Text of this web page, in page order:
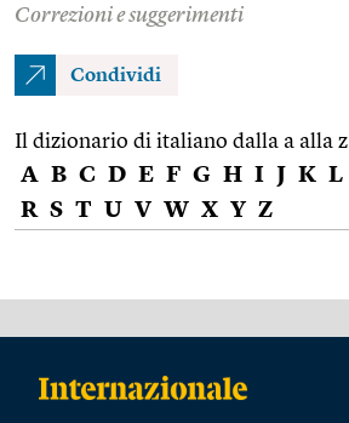
Correzioni e suggerimenti
Condividi
Il dizionario di italiano dalla a alla z
A B C D E F G H I J K L
R S T U V W X Y Z